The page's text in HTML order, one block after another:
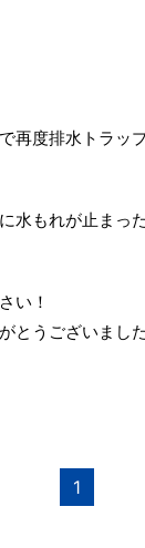
再度排水トラッ
水もれが止まっ
い！
とうございまし
1